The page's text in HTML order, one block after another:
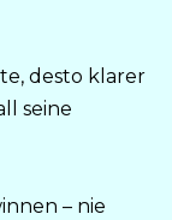
desto klarer
seine
– nie